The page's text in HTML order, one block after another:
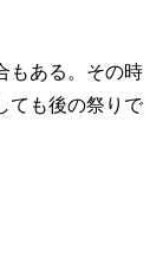
もある。その時
ても後の祭りで